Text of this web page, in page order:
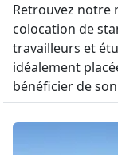
Retrouvez notre
colocation de
travailleurs et
idéalement
bénéficier de